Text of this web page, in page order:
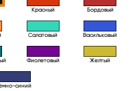
Красный Бордовый
Салатовый Васильковый
Фиолетовый Желтый
синий